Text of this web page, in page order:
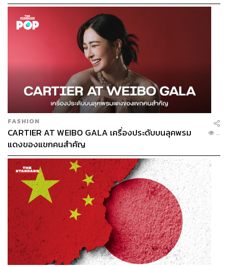
FASHION
CARTIER AT WEIBO GALA เครื่องประดับบนลุคพรม
แดงของแขกคนสำคัญ
...